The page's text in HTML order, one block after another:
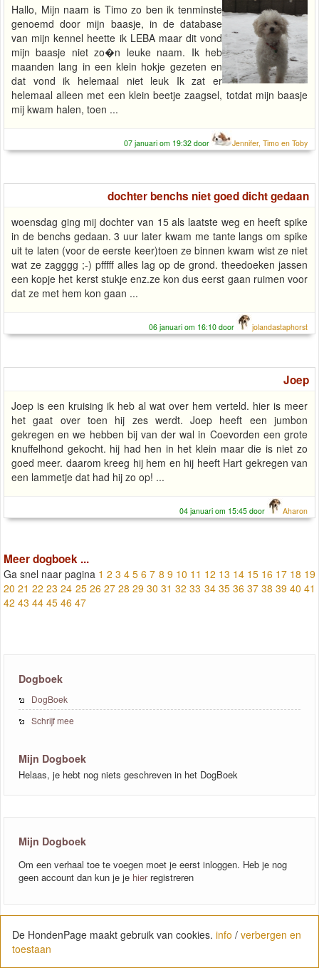
Hallo, Mijn naam is Timo zo ben ik tenminste
genoemd door mijn baasje, in de database
van mijn kennel heette ik LEBA maar dit vond
mijn baasje niet zo�n leuke naam. Ik heb
maanden lang in een klein hokje gezeten en
dat vond ik helemaal niet leuk Ik zat er
helemaal alleen met een klein beetje zaagsel, totdat mijn baasje
mij kwam halen, toen ...
07 januari om 19:32 door Jennifer, Timo en Toby
dochter benchs niet goed dicht gedaan
woensdag ging mij dochter van 15 als laatste weg en heeft spike
in de benchs gedaan. 3 uur later kwam me tante langs om spike
uit te laten (voor de eerste keer)toen ze binnen kwam wist ze niet
wat ze zagggg ;-) pfffff alles lag op de grond. theedoeken jassen
een kopje het kerst stukje enz.ze kon dus eerst gaan ruimen voor
dat ze met hem kon gaan ...
06 januari om 16:10 door jolandastaphorst
Joep
Joep is een kruising ik heb al wat over hem verteld. hier is meer
het gaat over toen hij zes werdt. Joep heeft een jumbon
gekregen en we hebben bij van der wal in Coevorden een grote
knuffelhond gekocht. hij had hen in het klein maar die is niet zo
goed meer. daarom kreeg hij hem en hij heeft Hart gekregen van
een lammetje dat had hij zo op! ...
04 januari om 15:45 door Aharon
Meer dogboek ...
Ga snel naar pagina 1 2 3 4 5 6 7 8 9 10 11 12 13 14 15 16 17 18 19
20 21 22 23 24 25 26 27 28 29 30 31 32 33 34 35 36 37 38 39 40 41
42 43 44 45 46 47
Dogboek
DogBoek
Schrijf mee
Mijn Dogboek
Helaas, je hebt nog niets geschreven in het DogBoek
Mijn Dogboek
Om een verhaal toe te voegen moet je eerst inloggen. Heb je nog
geen account dan kun je je hierregistreren
Foto's
De HondenPage maakt gebruik van cookies. info / verbergen en
toestaan